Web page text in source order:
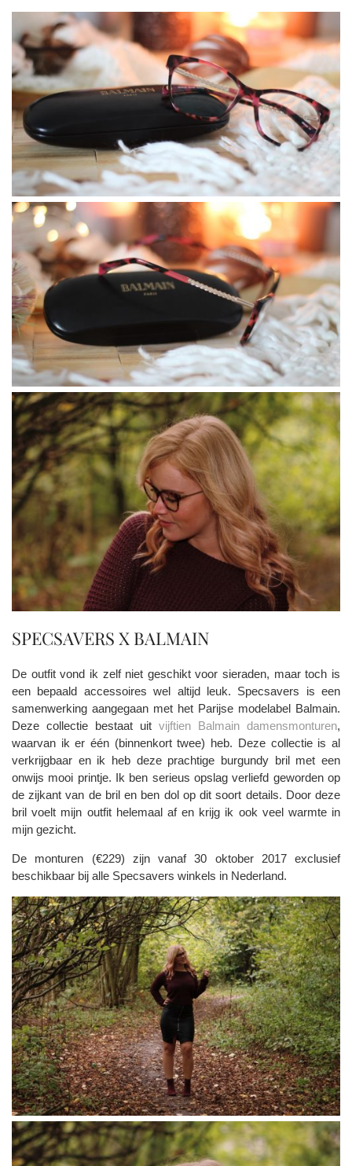
SPECSAVERS X BALMAIN
De outfit vond ik zelf niet geschikt voor sieraden, maar toch is
een bepaald accessoires wel altijd leuk. Specsavers is een
samenwerking aangegaan met het Parijse modelabel Balmain.
Deze collectie bestaat uit vijftien Balmain damensmonturen,
waarvan ik er één (binnenkort twee) heb. Deze collectie is al
verkrijgbaar en ik heb deze prachtige burgundy bril met een
onwijs mooi printje. Ik ben serieus opslag verliefd geworden op
de zijkant van de bril en ben dol op dit soort details. Door deze
bril voelt mijn outfit helemaal af en krijg ik ook veel warmte in
mijn gezicht.
De monturen (€229) zijn vanaf 30 oktober 2017 exclusief
beschikbaar bij alle Specsavers winkels in Nederland.